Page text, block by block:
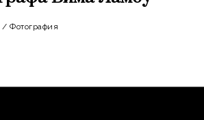
/ Фотография